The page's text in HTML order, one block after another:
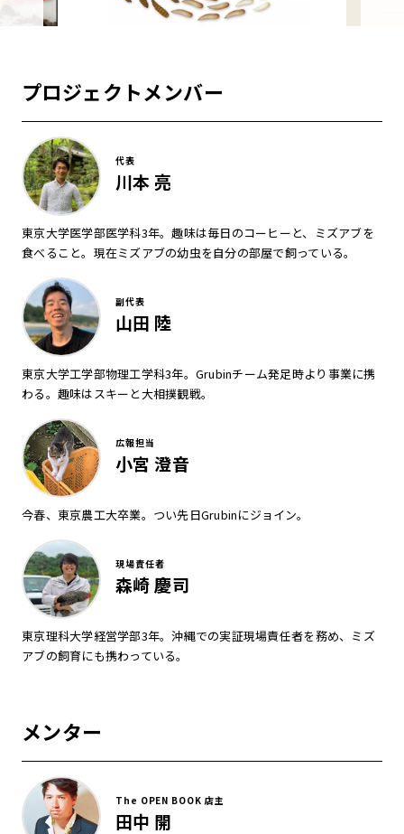
プロジェクトメンバー
代表
川本 亮
東京大学医学部医学科3年。趣味は毎日のコーヒーと、ミズアブを
食べること。現在ミズアブの幼虫を自分の部屋で飼っている。
副代表
山田 陸
東京大学工学部物理工学科3年。Grubinチーム発足時より事業に携
わる。趣味はスキーと大相撲観戦。
広報担当
小宮 澄音
今春、東京農工大卒業。つい先日Grubinにジョイン。
現場責任者
森崎 慶司
東京理科大学経営学部3年。沖縄での実証現場責任者を務め、ミズ
アブの飼育にも携わっている。
メンター
The OPEN BOOK 店主
田中 開